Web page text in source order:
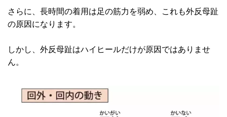
さらに、長時間の着用は足の筋力を弱め、これも外反母趾
の原因になります。
しかし、外反母趾はハイヒールだけが原因ではありませ
ん。